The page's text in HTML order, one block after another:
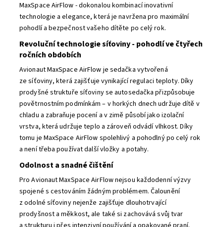
MaxSpace AirFlow - dokonalou kombinací inovativní
technologie a elegance, která je navržena pro maximální
pohodlí a bezpečnost vašeho dítěte po celý rok.
Revoluční technologie síťoviny - pohodlí ve čtyřech
ročních obdobích
Avionaut MaxSpace AirFlow je sedačka vytvořená
ze síťoviny, která zajišťuje vynikající regulaci teploty. Díky
prodyšné struktuře síťoviny se autosedačka přizpůsobuje
povětrnostním podmínkám – v horkých dnech udržuje dítě v
chladu a zabraňuje pocení a v zimě působí jako izolační
vrstva, která udržuje teplo a zároveň odvádí vlhkost. Díky
tomu je MaxSpace AirFlow spolehlivý a pohodlný po celý rok
a není třeba používat další vložky a potahy.
Odolnost a snadné čištění
Pro Avionaut MaxSpace AirFlow nejsou každodenní výzvy
spojené s cestováním žádným problémem. Čalounění
z odolné síťoviny nejenže zajišťuje dlouhotrvající
prodyšnost a měkkost, ale také si zachovává svůj tvar